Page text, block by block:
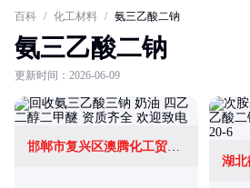
百科 / 化工材料 / 氨三乙酸二钠
氨三乙酸二钠
更新时间：2026-06-09
邯郸市复兴区澳腾化工贸易有限公司
湖北